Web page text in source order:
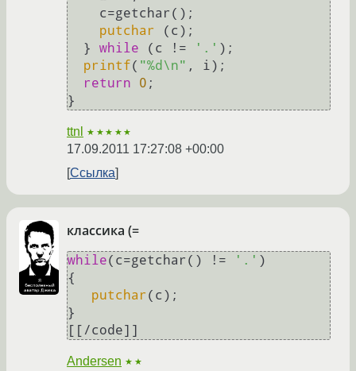
putchar (c);
  }
while (c != '.' );
printf( "%d\n" , i);
return
0 ;
ttnl ★★★★★
17.09.2011 17:27:08 +00:00
Ссылка
классика (=
while(c=getchar() != '.' )
{
putchar(c);
}
[[/code]]
Andersen ★★